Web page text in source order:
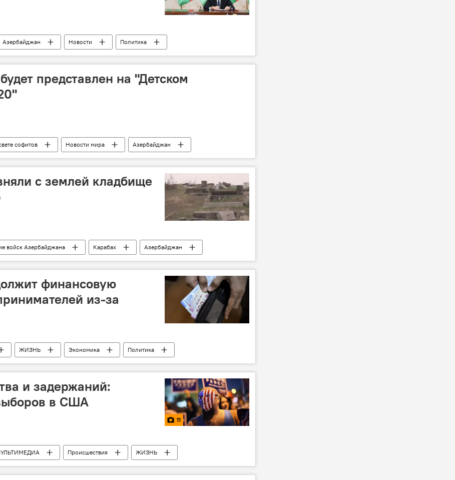
Азербайджан Новости
Политика
компания управление реформы
представлен на "Детском
софитов Новости мира
Азербайджан
дети участие
с землей кладбище
войск Азербайджана Карабах
Азербайджан
Физули Хикмет Гаджиев
финансовую
из-за
ЖИЗНЬ Экономика
Политика
карантин Коронавирус
и задержаний:
в США
11
Происшествия
ЖИЗНЬ